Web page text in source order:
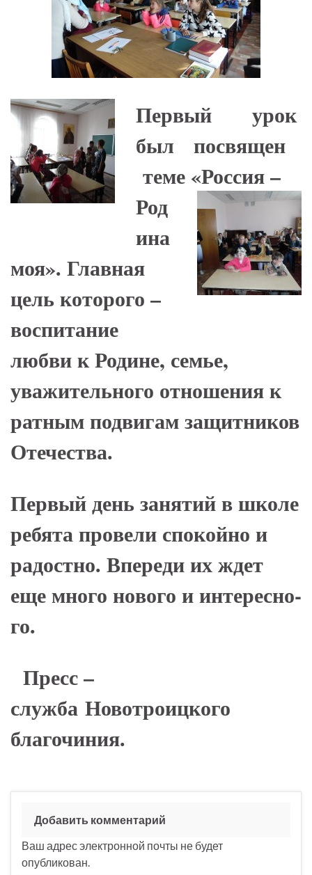
Пер­вый урок
был по­свя­щен
теме «Россия –
Род
ина
моя». Главная
цель которого –
воспитание
любви к Родине, семье,
уважительного отношения к
ратным подвигам защитников
Отечества.
Пер­вый день за­ня­тий в шко­ле
ре­бя­та про­ве­ли спо­кой­но и
ра­дост­но. Впе­ре­ди их ждет
еще мно­го но­во­го и ин­те­рес­но­
го.
Пресс –
служба Новотроицкого
благочиния.
Добавить комментарий
Ваш адрес электронной почты не будет
опубликован.